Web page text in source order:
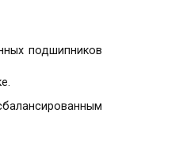
подшипников